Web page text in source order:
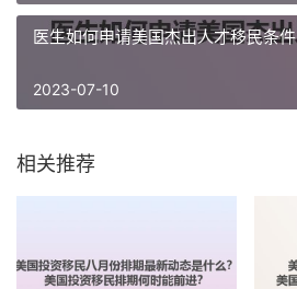
医生如何申请美国杰出人才移民条件
2023-07-10
相关推荐